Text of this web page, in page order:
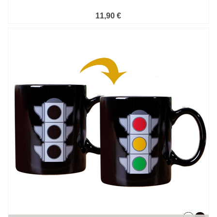
11,90 €